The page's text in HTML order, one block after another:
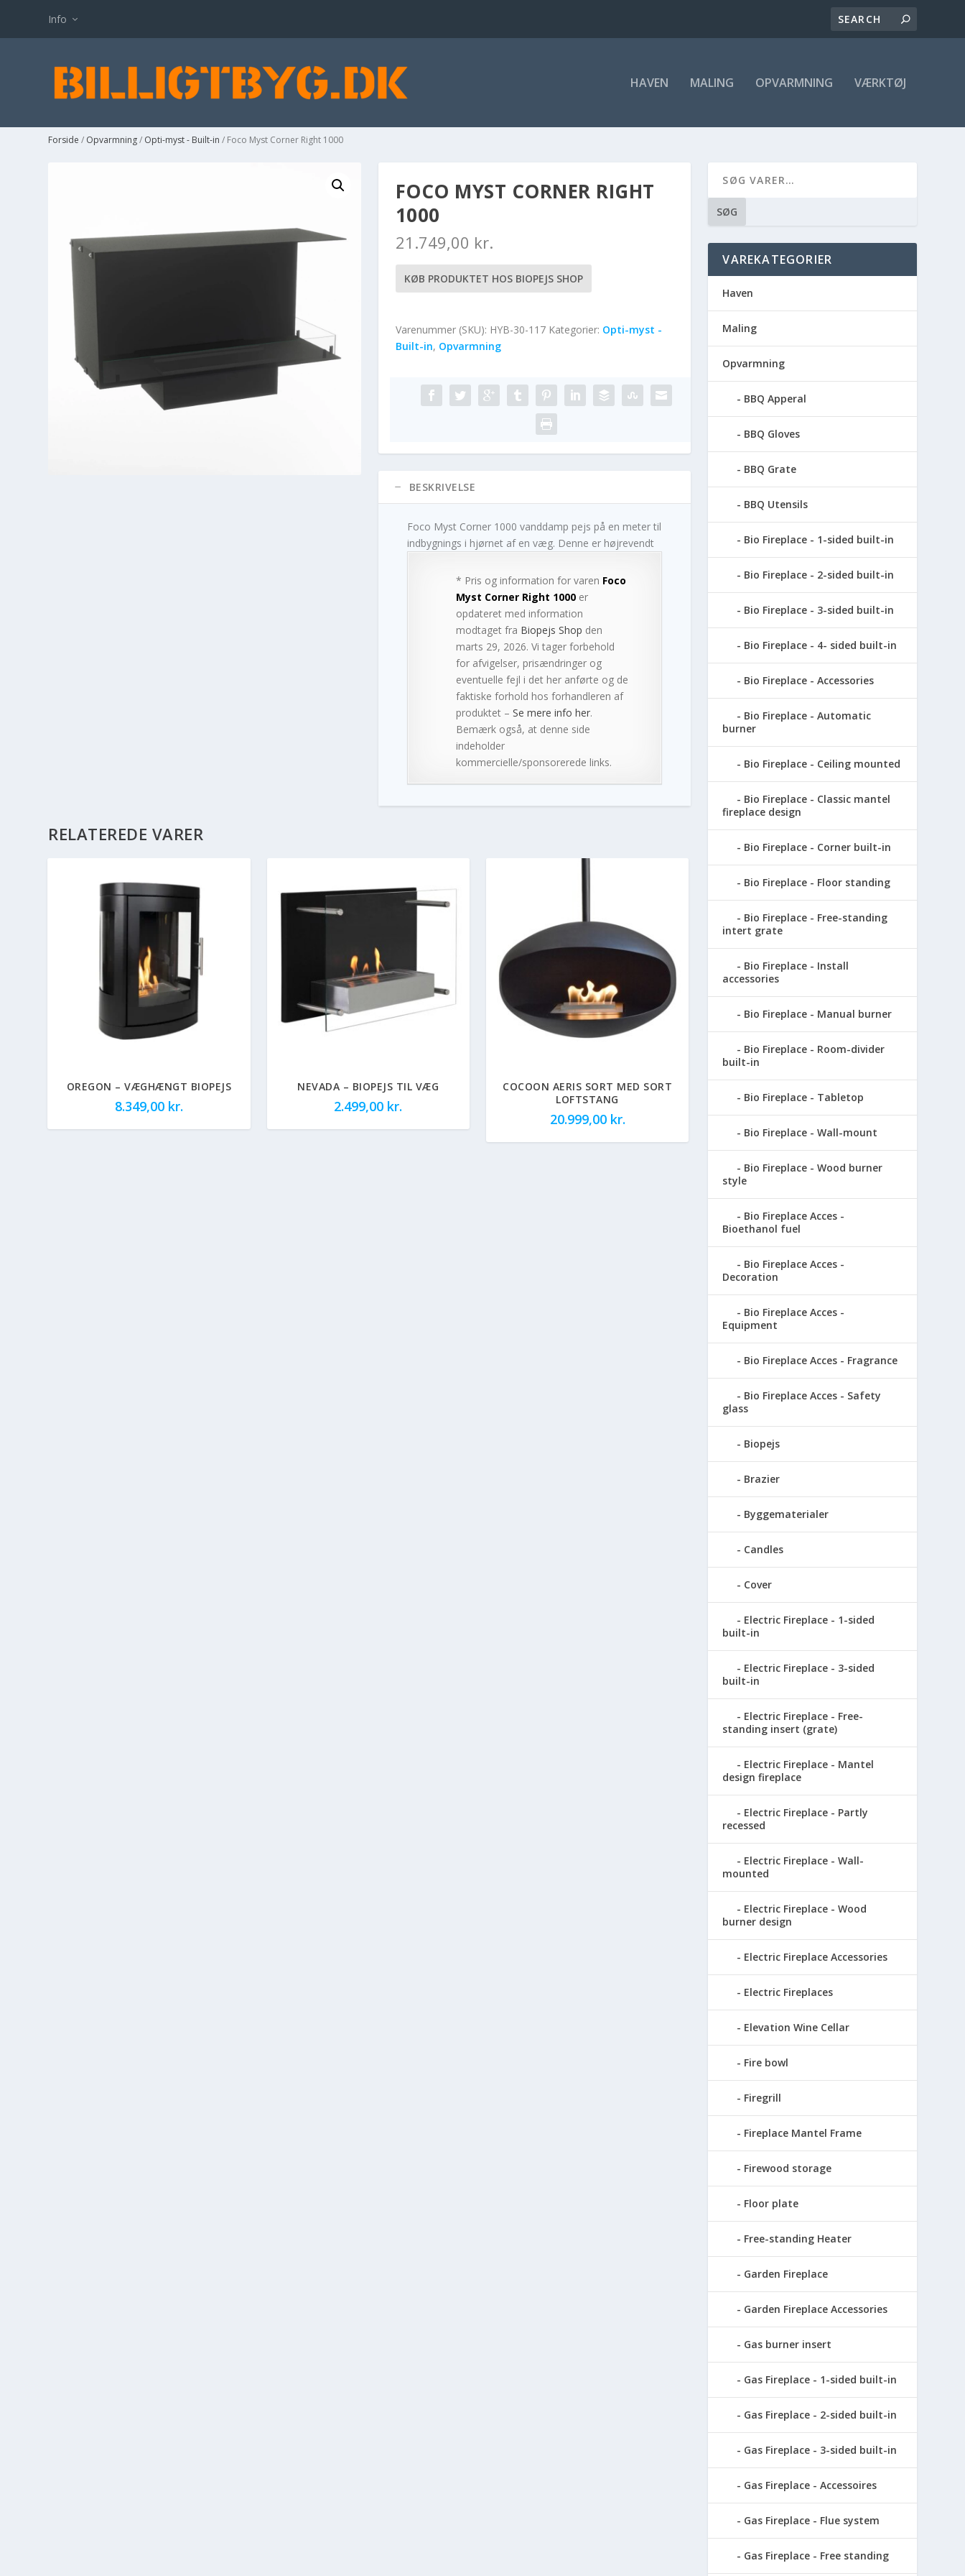
Info
HAVEN MALING OPVARMNING VÆRKTØJ
Forside / Opvarmning/ Opti-myst - Built-in / Foco Myst Corner Right 1000
FOCO MYST CORNER RIGHT
1000
21.749,00 kr.
KØB PRODUKTET HOS BIOPEJS SHOP
Varenummer (SKU): HYB-30-117 Kategorier: Opti-myst -
Built-in, Opvarmning
BESKRIVELSE
Foco Myst Corner 1000 vanddamp pejs på en meter til
indbygnings i hjørnet af en væg. Denne er højrevendt
* Pris og information for varen Foco
Myst Corner Right 1000er
opdateret med information
modtaget fra Biopejs Shop den
marts 29, 2026. Vi tager forbehold
for afvigelser, prisændringer og
eventuelle fejl i det her anførte og de
faktiske forhold hos forhandleren af
produktet – Se mere info her.
Bemærk også, at denne side
indeholder
kommercielle/sponsorerede links.
RELATEREDE VARER
OREGON – VÆGHÆNGT BIOPEJS
8.349,00 kr.
NEVADA – BIOPEJS TIL VÆG
2.499,00 kr.
COCOON AERIS SORT MED SORT
LOFTSTANG
20.999,00 kr.
SØG
VAREKATEGORIER
Haven
Maling
Opvarmning
BBQ Apperal
BBQ Gloves
BBQ Grate
BBQ Utensils
Bio Fireplace - 1-sided built-in
Bio Fireplace - 2-sided built-in
Bio Fireplace - 3-sided built-in
Bio Fireplace - 4- sided built-in
Bio Fireplace - Accessories
Bio Fireplace - Automatic
burner
Bio Fireplace - Ceiling mounted
Bio Fireplace - Classic mantel
fireplace design
Bio Fireplace - Corner built-in
Bio Fireplace - Floor standing
Bio Fireplace - Free-standing
intert grate
Bio Fireplace - Install
accessories
Bio Fireplace - Manual burner
Bio Fireplace - Room-divider
built-in
Bio Fireplace - Tabletop
Bio Fireplace - Wall-mount
Bio Fireplace - Wood burner
style
Bio Fireplace Acces -
Bioethanol fuel
Bio Fireplace Acces -
Decoration
Bio Fireplace Acces -
Equipment
Bio Fireplace Acces - Fragrance
Bio Fireplace Acces - Safety
glass
Biopejs
Brazier
Byggematerialer
Candles
Cover
Electric Fireplace - 1-sided
built-in
Electric Fireplace - 3-sided
built-in
Electric Fireplace - Free-
standing insert (grate)
Electric Fireplace - Mantel
design fireplace
Electric Fireplace - Partly
recessed
Electric Fireplace - Wall-
mounted
Electric Fireplace - Wood
burner design
Electric Fireplace Accessories
Electric Fireplaces
Elevation Wine Cellar
Fire bowl
Firegrill
Fireplace Mantel Frame
Firewood storage
Floor plate
Free-standing Heater
Garden Fireplace
Garden Fireplace Accessories
Gas burner insert
Gas Fireplace - 1-sided built-in
Gas Fireplace - 2-sided built-in
Gas Fireplace - 3-sided built-in
Gas Fireplace - Accessoires
Gas Fireplace - Flue system
Gas Fireplace - Free standing